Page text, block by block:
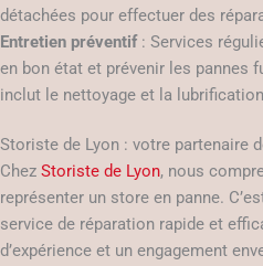
détachées pour effectuer des
Entretien préventif: Services
en bon état et prévenir les pannes
inclut le nettoyage et la
Storiste de Lyon : votre partenaire
Chez Storiste de Lyon, nous
représenter un store en panne.
service de réparation rapide et
d’expérience et un engagement